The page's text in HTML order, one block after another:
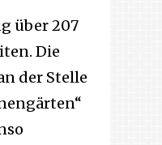
über 207
Die
der Stelle